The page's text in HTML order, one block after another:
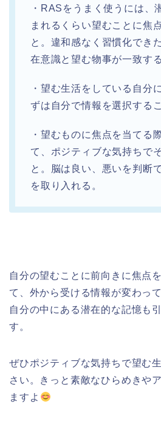
・RASをうまく使うには、
まれるくらい望むことに焦
と。違和感なく習慣化でき
在意識と望む物事が一致する
・望む生活をしている自分
ずは自分で情報を選択する
・望むものに焦点を当てる
て、ポジティブな気持ちで
と。脳は良い、悪いを判断
を取り入れる。
自分の望むことに前向きに焦点
て、外から受ける情報が変わっ
自分の中にある潜在的な記憶も
す。
ぜひポジティブな気持ちで望む
さい。きっと素敵なひらめきや
ますよ